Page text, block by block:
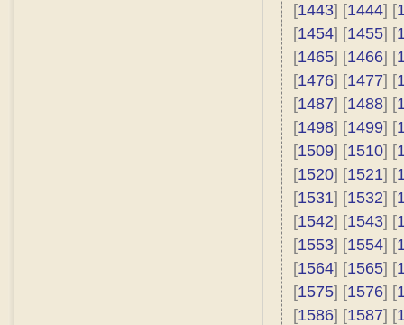
[1443] [1444] [
[1454] [1455] [
[1465] [1466] [
[1476] [1477] [
[1487] [1488] [
[1498] [1499] [
[1509] [1510] [
[1520] [1521] [
[1531] [1532] [
[1542] [1543] [
[1553] [1554] [
[1564] [1565] [
[1575] [1576] [
[1586] [1587] [